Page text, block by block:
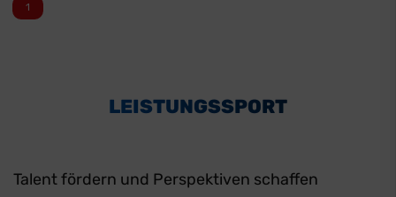
1
LEISTUNGSSPORT
Talent fördern und Perspektiven schaffen